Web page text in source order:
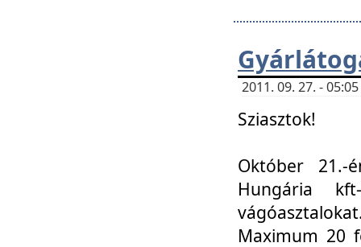
2011. 09. 27. -
Sziasztok!
Október 21.-
Hungária
Maximum 20